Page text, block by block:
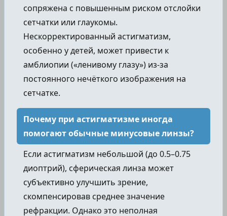
сопряжена с повышенным риском отслойки
сетчатки или глаукомы.
Нескорректированный астигматизм,
особенно у детей, может привести к
амблиопии («ленивому глазу») из-за
постоянного нечёткого изображения на
сетчатке.
Почему при астигматизме иногда
помогают обычные минусовые линзы?
Если астигматизм небольшой (до 0.5–0.75
диоптрий), сферическая линза может
субъективно улучшить зрение,
скомпенсировав среднее значение
рефракции. Однако это неполная